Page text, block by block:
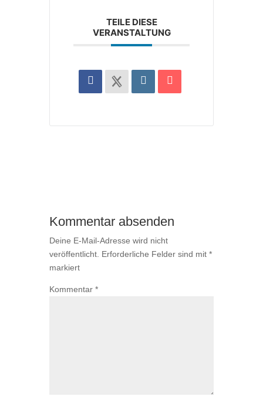
TEILE DIESE
VERANSTALTUNG
Kommentar absenden
Deine E-Mail-Adresse wird nicht
veröffentlicht. Erforderliche Felder sind mit *
markiert
Kommentar *